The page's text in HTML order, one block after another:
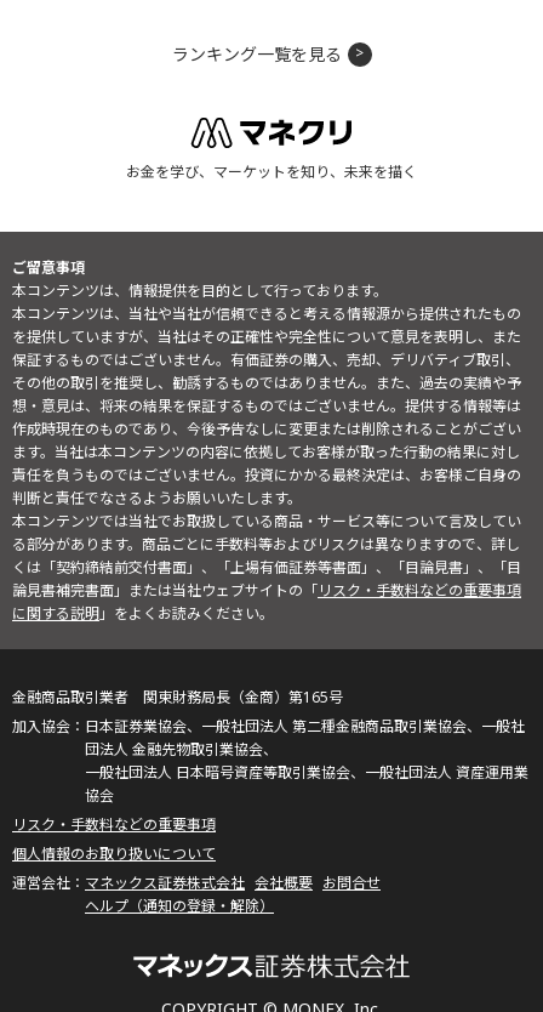
ランキング一覧を見る
お金を学び、マーケットを知り、未来を描く
ご留意事項
本コンテンツは、情報提供を目的として行っております。
本コンテンツは、当社や当社が信頼できると考える情報源から提供されたもの
を提供していますが、当社はその正確性や完全性について意見を表明し、また
保証するものではございません。有価証券の購入、売却、デリバティブ取引、
その他の取引を推奨し、勧誘するものではありません。また、過去の実績や予
想・意見は、将来の結果を保証するものではございません。提供する情報等は
作成時現在のものであり、今後予告なしに変更または削除されることがござい
ます。当社は本コンテンツの内容に依拠してお客様が取った行動の結果に対し
責任を負うものではございません。投資にかかる最終決定は、お客様ご自身の
判断と責任でなさるようお願いいたします。
本コンテンツでは当社でお取扱している商品・サービス等について言及してい
る部分があります。商品ごとに手数料等およびリスクは異なりますので、詳し
くは「契約締結前交付書面」、「上場有価証券等書面」、「目論見書」、「目
論見書補完書面」または当社ウェブサイトの「リスク・手数料などの重要事項
に関する説明」をよくお読みください。
金融商品取引業者 関東財務局長（金商）第165号
日本証券業協会、一般社団法人 第二種金融商品取引業協会、一般社
団法人 金融先物取引業協会、
一般社団法人 日本暗号資産等取引業協会、一般社団法人 資産運用業
協会
リスク・手数料などの重要事項
個人情報のお取り扱いについて
マネックス証券株式会社 会社概要 お問合せ
ヘルプ（通知の登録・解除）